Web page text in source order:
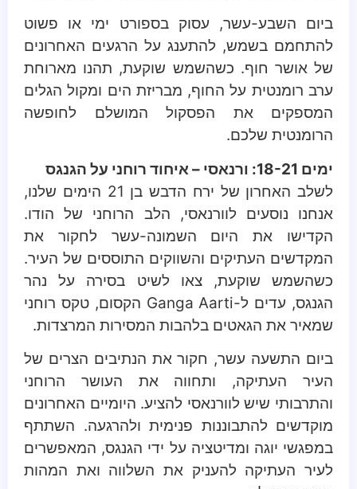
ביום השבע-עשר, עסוק בספורט ימי או פשוט
להתחמם בשמש, להתענג על הרגעים האחרונים
של אושר חוף. כשהשמש שוקעת, תהנו מארוחת
ערב רומנטית על החוף, מבריזת הים ומקול הגלים
המספקים את הפסקול המושלם לחופשה
הרומנטית שלכם.
ימים 18-21: ורנאסי – איחוד רוחני על הגנגס
לשלב האחרון של ירח הדבש בן 21 הימים שלנו,
אנחנו נוסעים לוורנאסי, הלב הרוחני של הודו.
הקדישו את היום השמונה-עשר לחקור את
המקדשים העתיקים והשווקים התוססים של העיר.
כשהשמש שוקעת, צאו לשיט בסירה על נהר
הגנגס, עדים ל-Ganga Aarti הקסום, טקס רוחני
שמאיר את הגאטים בלהבות המסירות המרצדות.
ביום התשעה עשר, חקור את הנתיבים הצרים של
העיר העתיקה, ותחווה את העושר הרוחני
והתרבותי שיש לוורנאסי להציע. היומיים האחרונים
מוקדשים להתבוננות פנימית ולהרגעה. השתתף
במפגשי יוגה ומדיטציה על ידי הגנגס, המאפשרים
לעיר העתיקה להעניק את השלווה ואת המהות